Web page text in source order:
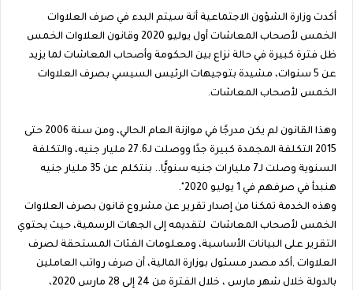
أكدت وزارة الشؤون الاجتماعية أنة سيتم البدء في صرف العلاوات
الخمس لأصحاب المعاشات أول يوليو 2020 وقانون العلاوات الخمس
ظل فترة كبيرة في حالة نزاع بين الحكومة وأصحاب المعاشات لما يزيد
عن 5 سنوات، مشيدة بتوجيهات الرئيس السيسي بصرف العلاوات
الخمس لأصحاب المعاشات.
وهذا القانون لم يكن مدرجًا في موازنة العام الحالي، ومن سنة 2006 حتى
2015 التكلفة المجمدة كبيرة جدًا ووصلت لـ27.6 مليار جنيه، والتكلفة
السنوية وصلت لـ7 مليارات جنيه سنويًّا.. بنتكلم عن 35 مليار جنيه
هنبدأ في صرفهم في 1 يوليو 2020".
وهذه الخدمة تمكنا من إصدار تقرير عن مشروع قانون بصرف العلاوات
الخمس لأصحاب المعاشات لتقديمه إلى الجهات الرسمية، حيث يحتوي
التقرير على البيانات الأساسية، ومعلومات الفئات المستحقة لصرف
العلاوات ,أكد مصدر مسئول بوزارة المالية، أن صرف رواتب العاملين
بالدولة خلال شهر مارس ، خلال الفترة من 24 إلى 28 مارس 2020،